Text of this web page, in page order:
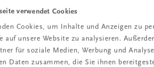
verwendet Cookies
Cookies, um Inhalte und Anzeigen zu
auf unsere Website zu analysieren.
für soziale Medien, Werbung und
Daten zusammen, die Sie ihnen